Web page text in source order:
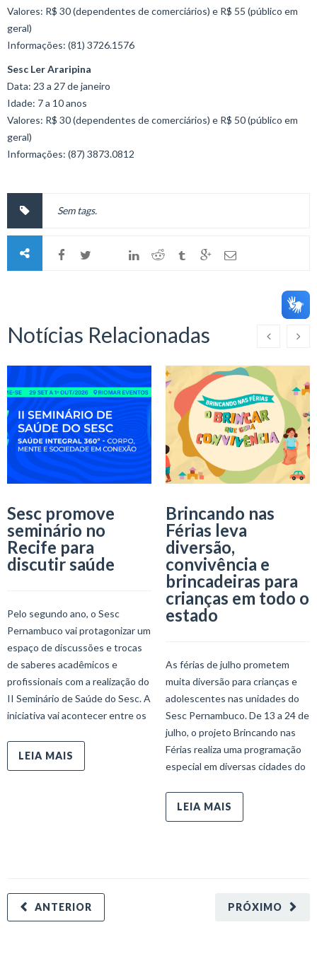
Valores: R$ 30 (dependentes de comerciários) e R$ 55 (público em
geral)
Informações: (81) 3726.1576
Sesc Ler Araripina
Data: 23 a 27 de janeiro
Idade: 7 a 10 anos
Valores: R$ 30 (dependentes de comerciários) e R$ 50 (público em
geral)
Informações: (87) 3873.0812
Sem tags.
Notícias Relacionadas
Sesc promove
seminário no
Recife para
discutir saúde
Pelo segundo ano, o Sesc
Pernambuco vai protagonizar um
espaço de discussões e trocas
de saberes acadêmicos e
profissionais com a realização do
II Seminário de Saúde do Sesc. A
iniciativa vai acontecer entre os
LEIA MAIS
Brincando nas
Férias leva
diversão,
convivência e
brincadeiras para
crianças em todo o
estado
As férias de julho prometem
muita diversão para crianças e
adolescentes nas unidades do
Sesc Pernambuco. De 13 a 24 de
julho, o projeto Brincando nas
Férias realiza uma programação
especial em diversas cidades do
LEIA MAIS
PRÓXIMO
ANTERIOR